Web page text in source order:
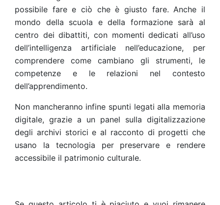
possibile fare e ciò che è giusto fare. Anche il
mondo della scuola e della formazione sarà al
centro dei dibattiti, con momenti dedicati all’uso
dell’intelligenza artificiale nell’educazione, per
comprendere come cambiano gli strumenti, le
competenze e le relazioni nel contesto
dell’apprendimento.
Non mancheranno infine spunti legati alla memoria
digitale, grazie a un panel sulla digitalizzazione
degli archivi storici e al racconto di progetti che
usano la tecnologia per preservare e rendere
accessibile il patrimonio culturale.